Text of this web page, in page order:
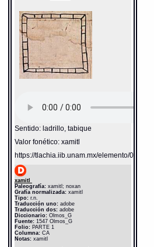
Sentido: ladrillo, tabique
Valor fonético: xamitl
https://tlachia.iib.unam.mx/elemento/05.01.11
xamitl
Paleografía:xamitl; noxan
Grafía normalizada:xamitl
Tipo:r.n.
Traducción uno:adobe
Traducción dos:adobe
Diccionario: Olmos_G
Fuente:1547 Olmos_G
Folio:PARTE 1
Columna:CA
Notas:xamitl